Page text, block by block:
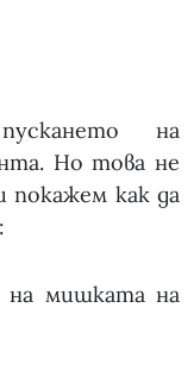
на
Но това не
покажем как да
на мишката на